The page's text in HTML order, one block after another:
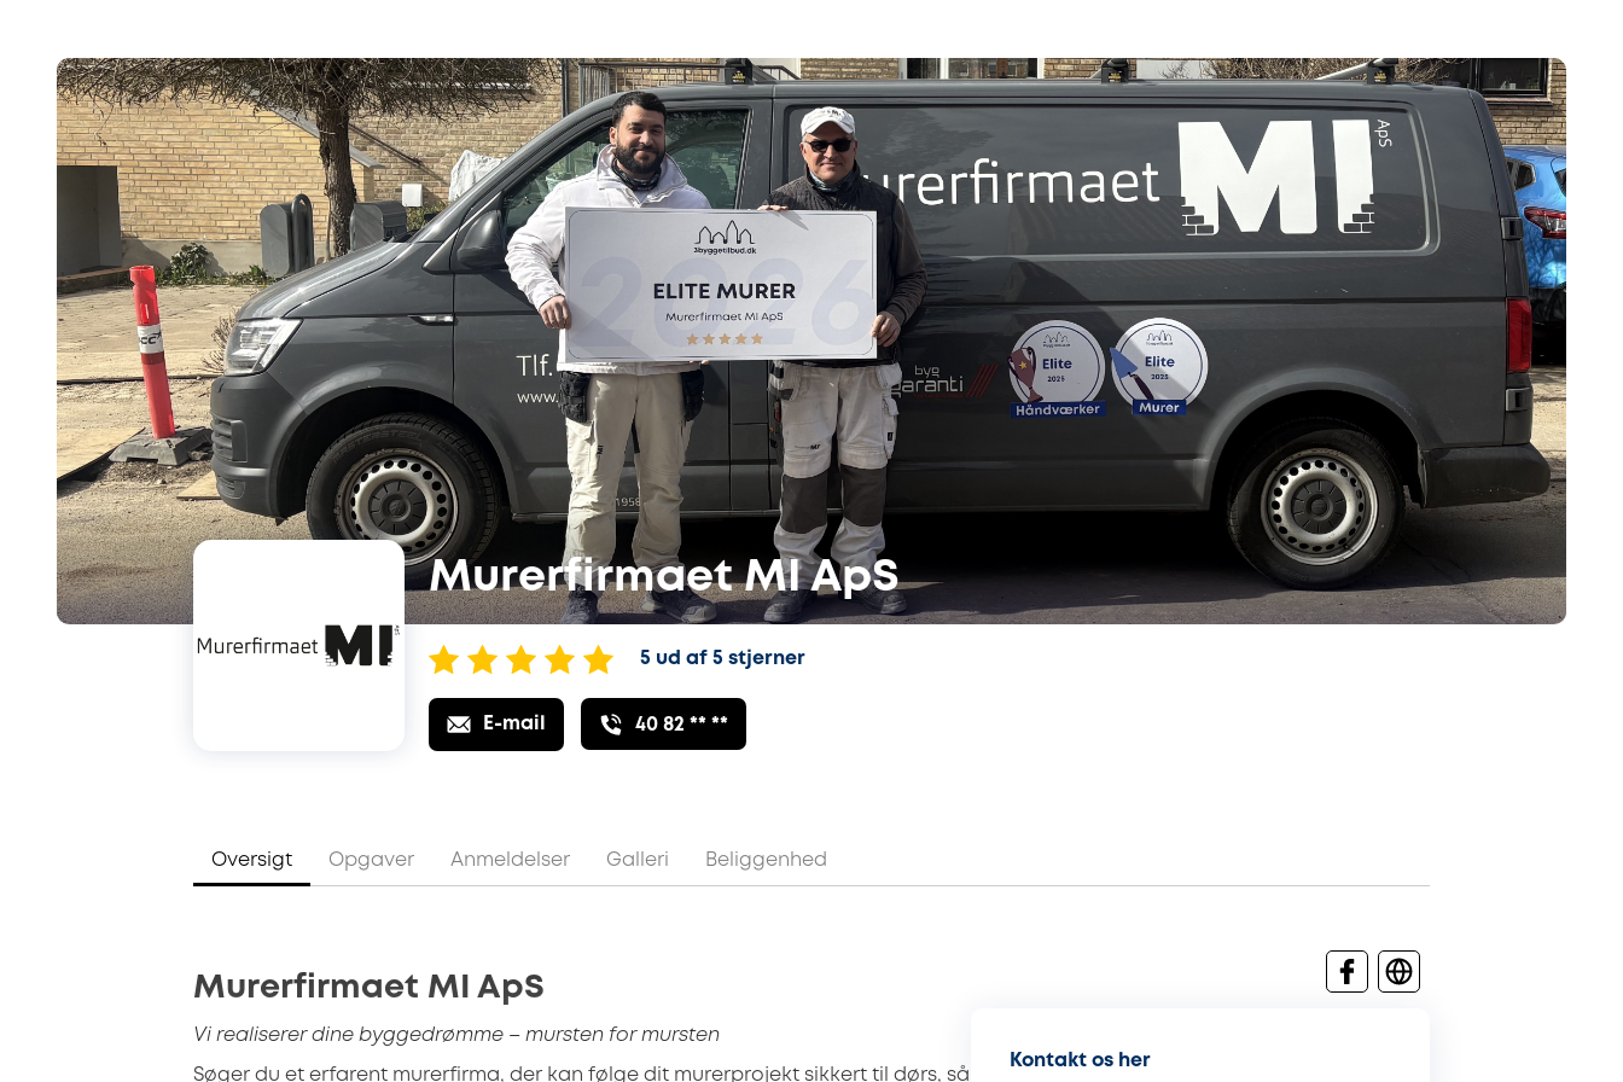
Murerfirmaet MI ApS
5 ud af 5 stjerner
E-mail 40 82 ** **
Oversigt Opgaver Anmeldelser Galleri Beliggenhed
Murerfirmaet MI ApS
Vi realiserer dine byggedrømme – mursten for mursten
Søger du et erfarent murerfirma, der kan følge dit murerprojekt sikkert til dørs, så
Kontakt os her